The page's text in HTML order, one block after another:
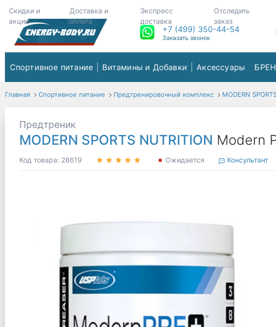
Скидки и
акции
Доставка и
оплата
Экспресс
доставка
Отследить
заказ
+7 (499) 350-44-54
Заказать звонок
Спортивное питание Витамины и Добавки Аксессуары
Главная Спортивное питание Предтренировочный комплекс MODERN
Предтреник
MODERN SPORTS NUTRITION Modern
Код товара: 28619 Ожидается Консультант